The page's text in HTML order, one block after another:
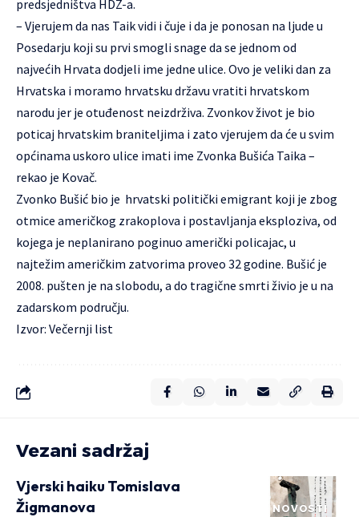
predsjedništva HDZ-a.
– Vjerujem da nas Taik vidi i čuje i da je ponosan na ljude u
Posedarju koji su prvi smogli snage da se jednom od
najvećih Hrvata dodjeli ime jedne ulice. Ovo je veliki dan za
Hrvatska i moramo hrvatsku državu vratiti hrvatskom
narodu jer je otuđenost neizdrživa. Zvonkov život je bio
poticaj hrvatskim braniteljima i zato vjerujem da će u svim
općinama uskoro ulice imati ime Zvonka Bušića Taika –
rekao je Kovač.
Zvonko Bušić bio je hrvatski politički emigrant koji je zbog
otmice američkog zrakoplova i postavljanja eksploziva, od
kojega je neplanirano poginuo američki policajac, u
najtežim američkim zatvorima proveo 32 godine. Bušić je
2008. pušten je na slobodu, a do tragične smrti živio je u na
zadarskom području.
Izvor: Večernji list
Vezani sadržaj
NOVOSTI
Vjerski haiku Tomislava
Žigmanova